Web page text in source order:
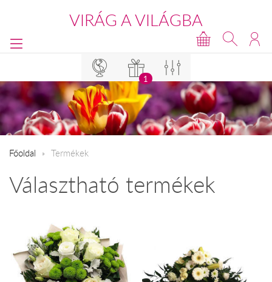
VIRÁG A VILÁGBA
1
Főoldal Termékek
Választható termékek